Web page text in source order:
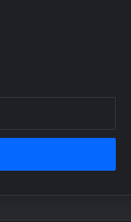
gösteren 7